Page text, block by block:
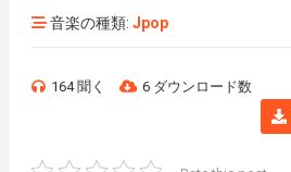
音楽の種類: Jpop
164 聞く 6 ダウンロード数